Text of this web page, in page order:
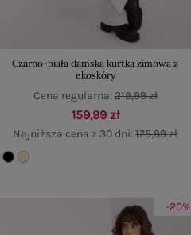
Czarno-biała damska kurtka zimowa z
ekoskóry
159,99 zł
Najniższa cena z 30 dni:175,99 zł
Cena regularna:219,99 zł
-20%